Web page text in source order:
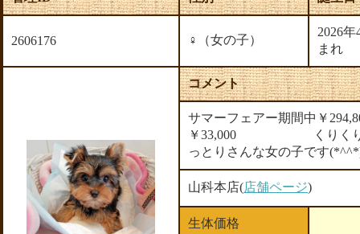
2606176 ♀（女の子）
2026
まれ
コメント
サマーフェアー期間中￥
￥33,000 くりくりお
っとりさんな女の子です
山科本店(店舗ページ)
生体価格